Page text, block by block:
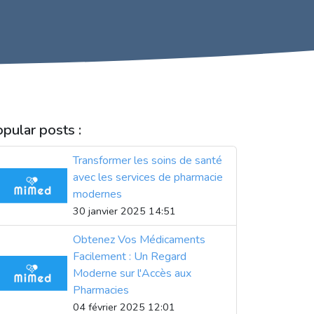
posts :
Transformer les soins de santé
avec les services de pharmacie
modernes
30 janvier 2025 14:51
Obtenez Vos Médicaments
Facilement : Un Regard
Moderne sur l'Accès aux
Pharmacies
04 février 2025 12:01